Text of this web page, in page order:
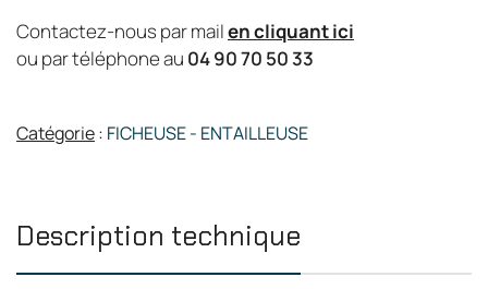
Contactez-nous par mailen cliquant ici
ou par téléphone au 04 90 70 50 33
Catégorie: FICHEUSE - ENTAILLEUSE
Description technique